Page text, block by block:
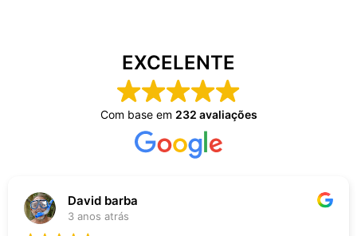
EXCELENTE
Com base em 232 avaliações
David barba
3 anos atrás